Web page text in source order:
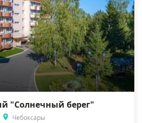
"Солнечный берег"
Чебоксары